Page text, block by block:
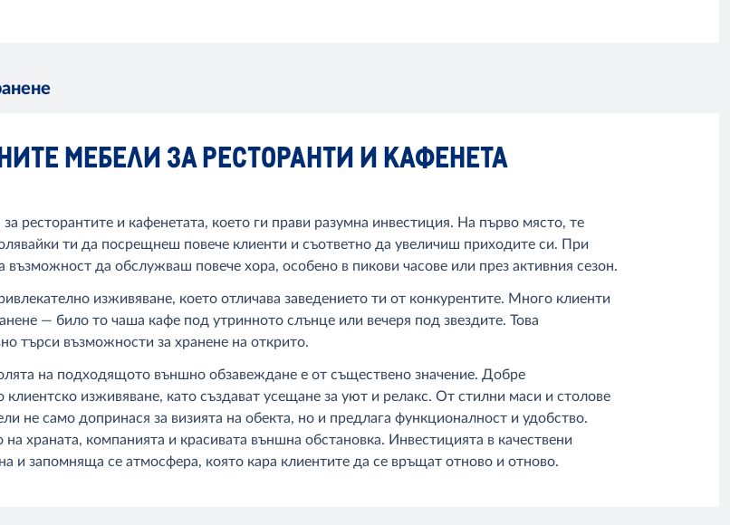
МЕБЕЛИ ЗА РЕСТОРАНТИ И КАФЕНЕТА
ресторантите и кафенетата, което ги прави разумна инвестиция. На първо място, те
ти да посрещнеш повече клиенти и съответно да увеличиш приходите си. При
да обслужваш повече хора, особено в пикови часове или през активния сезон.
изживяване, което отличава заведението ти от конкурентите. Много клиенти
— било то чаша кафе под утринното слънце или вечеря под звездите. Това
търси възможности за хранене на открито.
на подходящото външно обзавеждане е от съществено значение. Добре
изживяване, като създават усещане за уют и релакс. От стилни маси и столове
не само допринася за визията на обекта, но и предлага функционалност и удобство.
храната, компанията и красивата външна обстановка. Инвестицията в качествени
и запомняща се атмосфера, която кара клиентите да се връщат отново и отново.